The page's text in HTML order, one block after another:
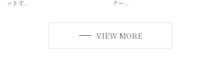
ットす...
ナー...
VIEW MORE